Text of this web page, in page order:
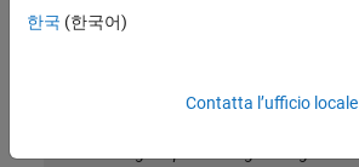
한국 (한국어)
Contatta l’ufficio locale